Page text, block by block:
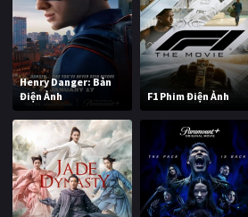
Henry Danger: Bản
Điện Ảnh
F1 Phim Điện Ảnh